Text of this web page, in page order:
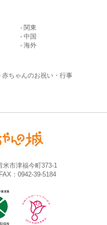
関東
中国
海外
赤ちゃんのお祝い・行事
米市津福今町373-1
：0942-39-5184